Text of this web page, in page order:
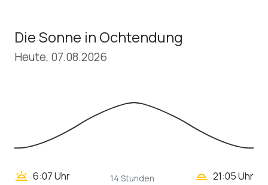
Die Sonne in Ochtendung
Heute, 07.08.2026
wb_twilight 6:07 Uhr
14 Stunden
wb_twilight_2 21:05 Uhr